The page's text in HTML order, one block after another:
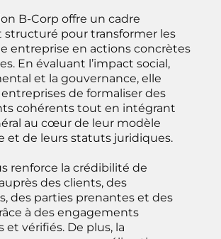
B-Corp offre un cadre
structuré pour transformer les
entreprise en actions concrètes
En évaluant l’impact social,
et la gouvernance, elle
de formaliser des
cohérents tout en intégrant
au cœur de leur modèle
et de leurs statuts juridiques.
renforce la crédibilité de
des clients, des
des parties prenantes et des
à des engagements
et vérifiés. De plus, la